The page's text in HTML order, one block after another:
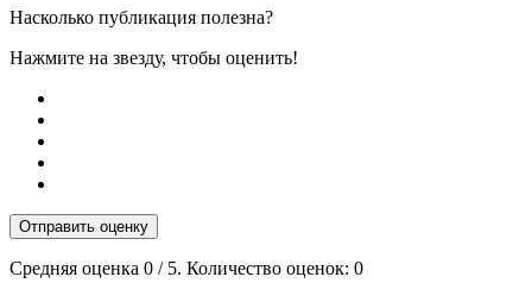
Насколько публикация полезна?
Нажмите на звезду, чтобы оценить!
Отправить оценку
Средняя оценка 0 / 5. Количество оценок: 0